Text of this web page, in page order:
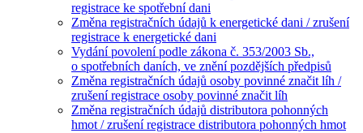
registrace ke spotřební dani
Změna registračních údajů k energetické dani / zrušení
registrace k energetické dani
Vydání povolení podle zákona č. 353/2003 Sb.,
o spotřebních daních, ve znění pozdějších předpisů
Změna registračních údajů osoby povinné značit líh /
zrušení registrace osoby povinné značit líh
Změna registračních údajů distributora pohonných
hmot / zrušení registrace distributora pohonných hmot